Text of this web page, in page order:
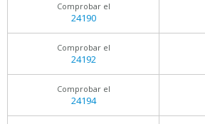
Comprobar el
24190
Comprobar el
24192
Comprobar el
24194